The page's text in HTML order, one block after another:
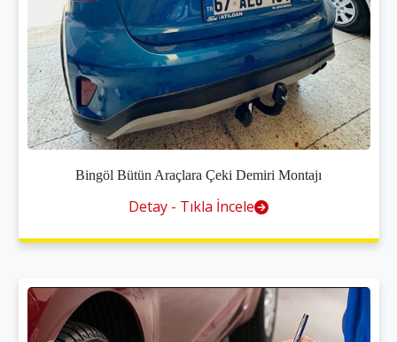
Bingöl Bütün Araçlara Çeki Demiri Montajı
Detay - Tıkla İncele